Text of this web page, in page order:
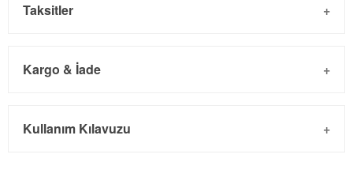
Taksitler
Kargo & İade
Kullanım Kılavuzu